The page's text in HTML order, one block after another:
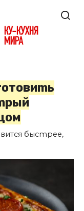
бысmрее,